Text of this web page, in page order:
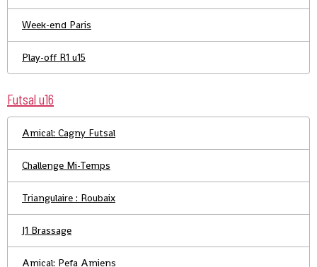
Week-end Paris
Play-off R1 u15
Futsal u16
Amical: Cagny Futsal
Challenge Mi-Temps
Triangulaire : Roubaix
J1 Brassage
Amical: Pefa Amiens